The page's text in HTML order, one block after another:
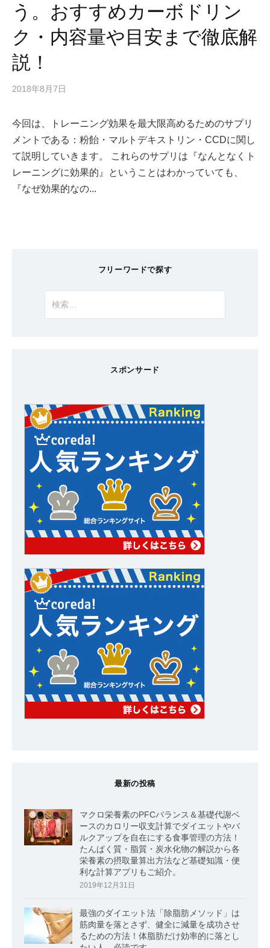
う。おすすめカーボドリン
ク・内容量や目安まで徹底解
説！
2018年8月7日
今回は、トレーニング効果を最大限高めるためのサプリ
メントである：粉飴・マルトデキストリン・CCDに関し
て説明していきます。 これらのサプリは『なんとなくト
レーニングに効果的』ということはわかっていても、
『なぜ効果的なの...
フリーワードで探す
索:
スポンサード
最新の投稿
マクロ栄養素のPFCバランス＆基礎代謝ベ
ースのカロリー収支計算でダイエットやバ
ルクアップを自在にする食事管理の方法！
たんぱく質・脂質・炭水化物の解説から各
栄養素の摂取量算出方法など基礎知識・便
利な計算アプリもご紹介。
2019年12月31日
最強のダイエット法「除脂肪メソッド」は
筋肉量を落とさず、健全に減量を成功させ
るための方法！体脂肪だけ効率的に落とし